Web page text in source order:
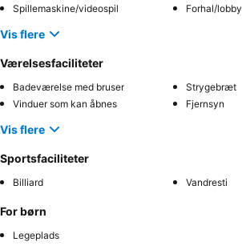
Spillemaskine/videospil Forhal/lobby
Vis flere
Værelsesfaciliteter
Badeværelse med bruser
Strygebræt
Vinduer som kan åbnes
Fjernsyn
Vis flere
Sportsfaciliteter
Billiard Vandresti
For børn
Legeplads